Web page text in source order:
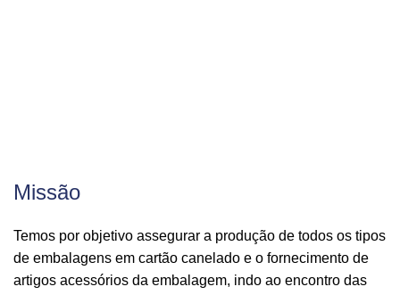
Missão
Temos por objetivo assegurar a produção de todos os tipos
de embalagens em cartão canelado e o fornecimento de
artigos acessórios da embalagem, indo ao encontro das